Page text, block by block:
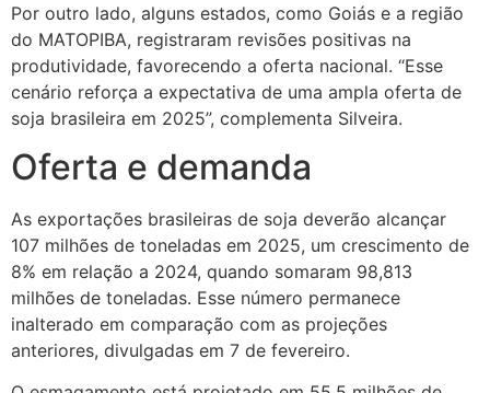
Por outro lado, alguns estados, como Goiás e a região
do MATOPIBA, registraram revisões positivas na
produtividade, favorecendo a oferta nacional. “Esse
cenário reforça a expectativa de uma ampla oferta de
soja brasileira em 2025”, complementa Silveira.
Oferta e demanda
As exportações brasileiras de soja deverão alcançar
107 milhões de toneladas em 2025, um crescimento de
8% em relação a 2024, quando somaram 98,813
milhões de toneladas. Esse número permanece
inalterado em comparação com as projeções
anteriores, divulgadas em 7 de fevereiro.